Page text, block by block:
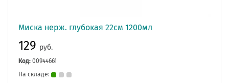
Миска нерж. глубокая 22см 1200мл
129 руб.
Код: 00944661
На складе: